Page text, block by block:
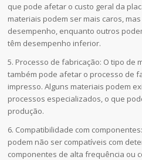
que pode afetar o custo geral da
materiais podem ser mais caros,
desempenho, enquanto outros
têm desempenho inferior.
5. Processo de fabricação: O tipo de
também pode afetar o processo de
impresso. Alguns materiais podem
processos especializados, o que
produção.
6. Compatibilidade com
podem não ser compatíveis com
componentes de alta frequência ou